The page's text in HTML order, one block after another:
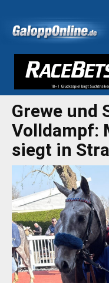
Grewe und
Volldampf:
siegt in